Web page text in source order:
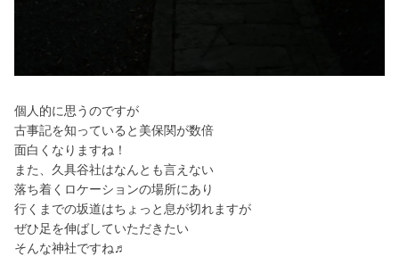
個人的に思うのですが
古事記を知っていると美保関が数倍
面白くなりますね！
また、久具谷社はなんとも言えない
落ち着くロケーションの場所にあり
行くまでの坂道はちょっと息が切れますが
ぜひ足を伸ばしていただきたい
そんな神社ですね♬